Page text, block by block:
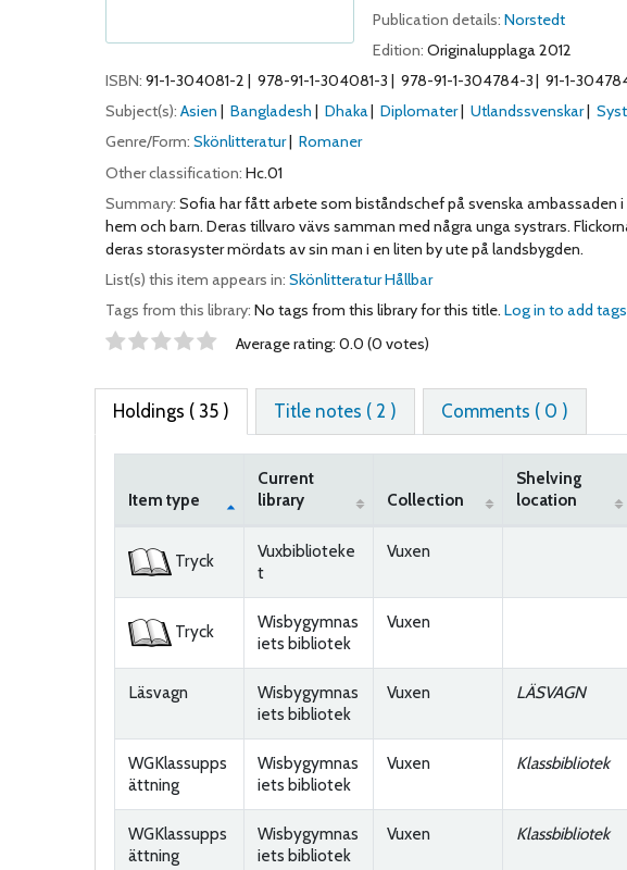
Publication details: Norstedt
Edition: Originalupplaga 2012
ISBN: 91-1-304081-2 978-91-1-304081-3 978-91-1-304784-3
91-1-
Subject(s): Asien Bangladesh Dhaka Diplomater Utlandssvenskar
Genre/Form: Skönlitteratur
Romaner
Other classification: Hc.01
Summary: Sofia har fått arbete som biståndschef på svenska ambassaden
hem och barn. Deras tillvaro vävs samman med några unga systrars.
deras storasyster mördats av sin man i en liten by ute på landsbygden.
List(s) this item appears in: Skönlitteratur Hållbar
Tags from this library: No tags from this library for this title. Log in to add
Star ratings Average rating: 0.0 (0 votes)
Holdings ( 35 ) Title notes ( 2 ) Comments ( 0 )
Item type
Current
library
Collection
Shelving
location
Tryck
Vuxbiblioteke
t
Vuxen
Tryck
Wisbygymnas
iets bibliotek
Vuxen
Läsvagn
Wisbygymnas
iets bibliotek
Vuxen LÄSVAGN
WGKlassupps
ättning
Wisbygymnas
iets bibliotek
Vuxen Klassbibliotek
WGKlassupps
ättning
Wisbygymnas
iets bibliotek
Vuxen Klassbibliotek